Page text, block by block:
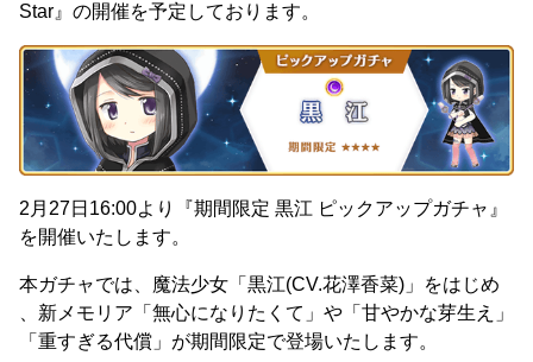
Star』の開催を予定しております。
2月27日16:00より『期間限定 黒江 ピックアップガチャ』
を開催いたします。
本ガチャでは、魔法少女「黒江(CV.花澤香菜)」をはじめ
、新メモリア「無心になりたくて」や「甘やかな芽生え」
「重すぎる代償」が期間限定で登場いたします。